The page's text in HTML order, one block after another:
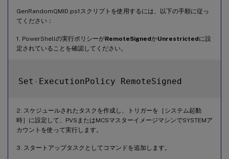
GenRandomQMID.ps1スクリプトを使用するには、以下の手順に従っ
てください：
1. PowerShellの実行ポリシーがRemoteSignedかUnrestrictedに設
定されていることを確認してください。
Set -
2. スケジュールされたタスクを作成し、トリガーを［システム起動
時］に設定して、PVSまたはMCSマスターイメージマシンでSYSTEMア
カウントを使って実行します。
3. スタートアップタスクとしてコマンドを追加します。